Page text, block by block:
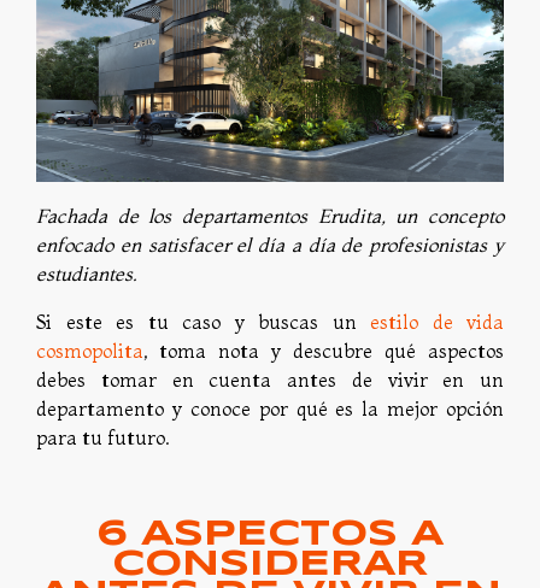
Fachada de los departamentos Erudita, un concepto
enfocado en satisfacer el día a día de profesionistas y
estudiantes.
Si este es tu caso y buscas un estilo de vida
cosmopolita, toma nota y descubre qué aspectos
debes tomar en cuenta antes de vivir en un
departamento y conoce por qué es la mejor opción
para tu futuro.
6 ASPECTOS A
CONSIDERAR